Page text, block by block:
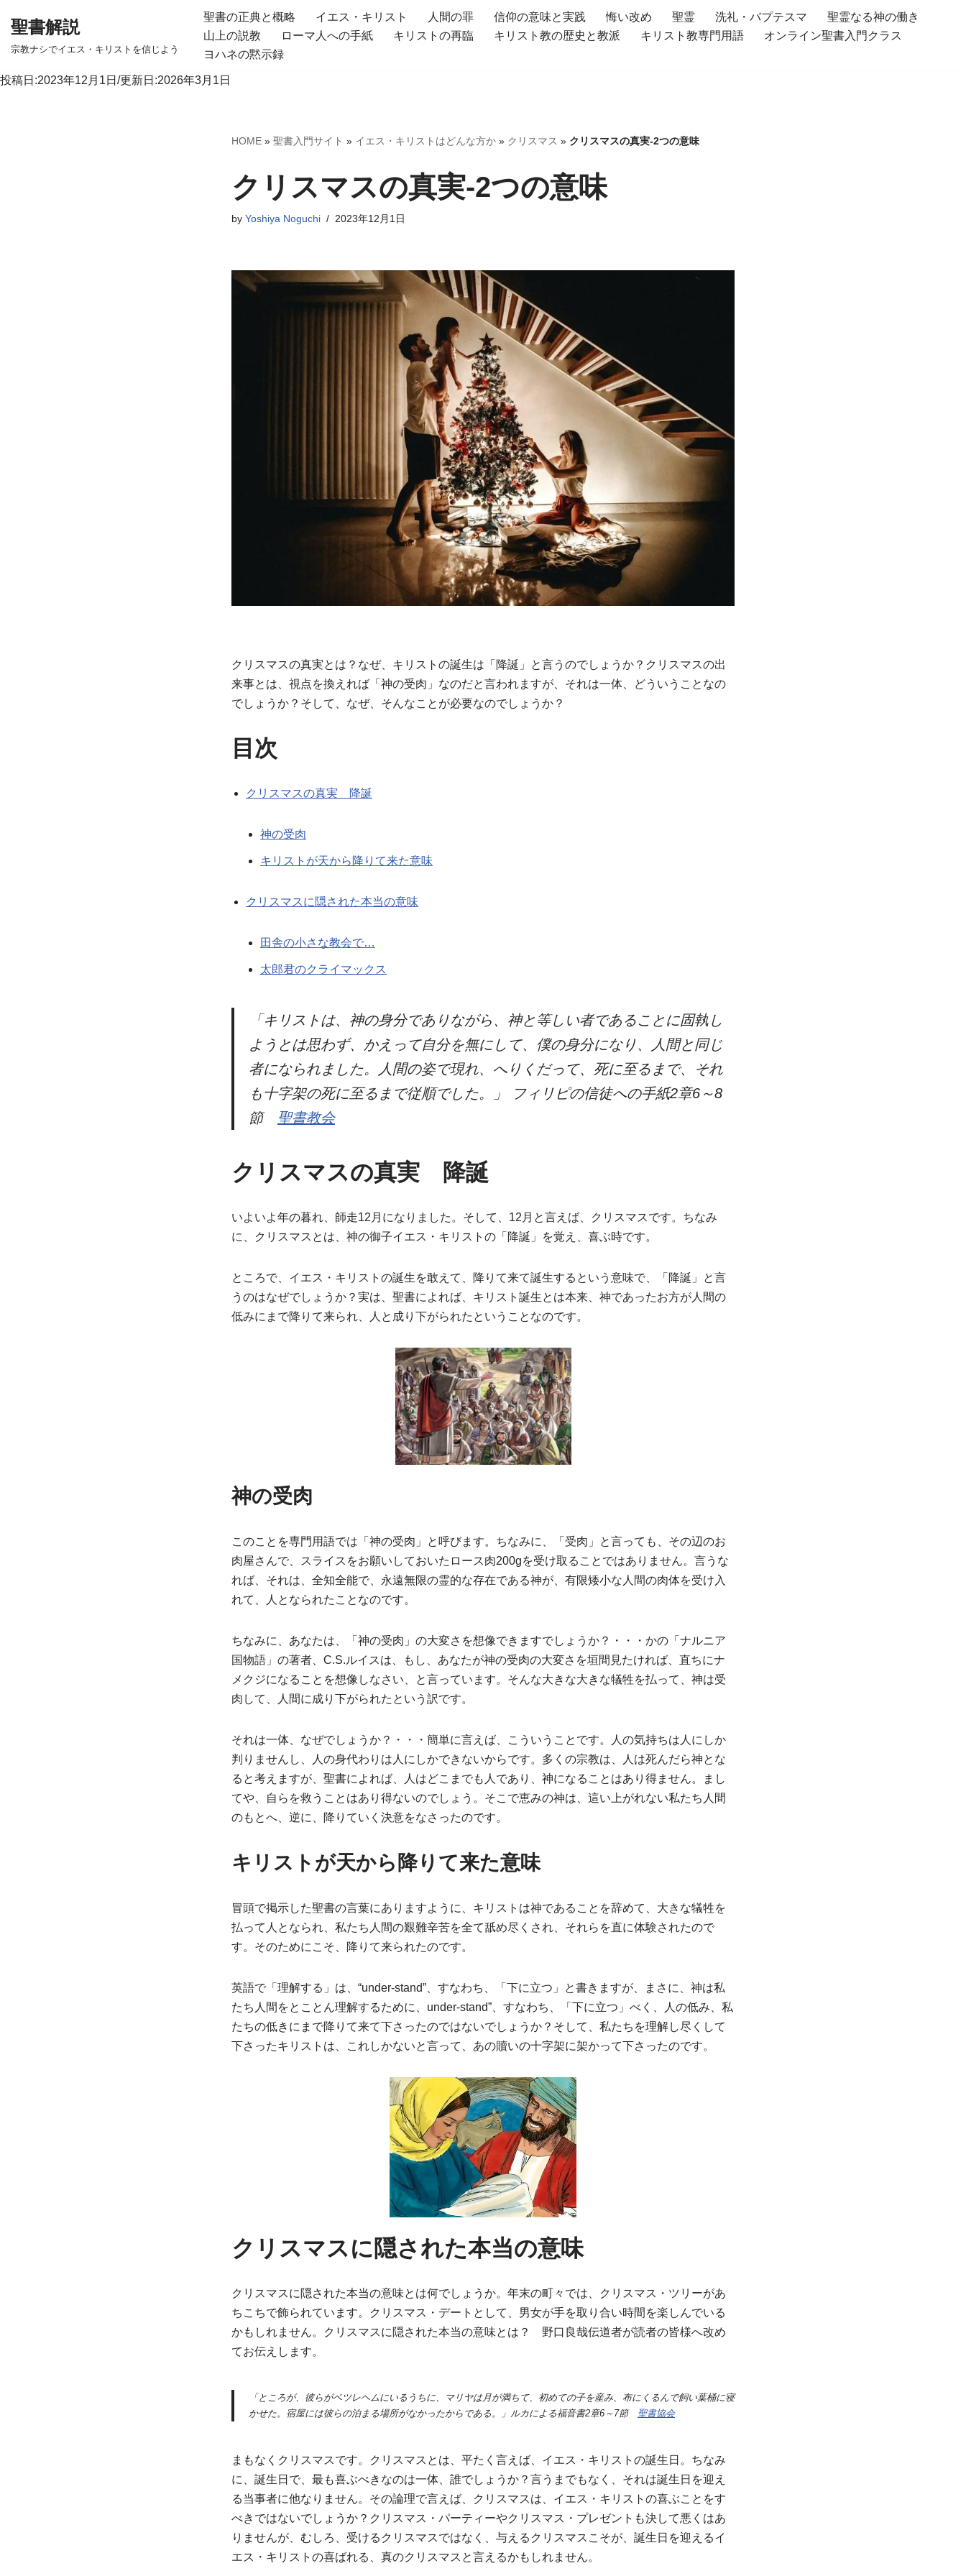
テ
聖書解説
宗教ナシでイエス・キリストを信じよう
聖書の正典と概略 イエス・キリスト 人間の罪 信仰の意味と実践 悔い改め 聖霊 洗礼・バプテスマ
聖霊なる神の働き
山上の説教
ローマ人への手紙 キリストの再臨 キリスト教の歴史と教派 キリスト教専門用語
オンライン聖書入門クラス
ヨハネの黙示録
投稿日:2023年12月1日/更新日:2026年3月1日
HOME » 聖書入門サイト » イエス・キリストはどんな方か » クリスマス » クリスマスの真実-2つの意味
クリスマスの真実-2つの意味
by Yoshiya Noguchi 2023年12月1日
クリスマスの真実とは？なぜ、キリストの誕生は「降誕」と言うのでしょうか？クリスマスの出
来事とは、視点を換えれば「神の受肉」なのだと言われますが、それは一体、どういうことなの
でしょうか？そして、なぜ、そんなことが必要なのでしょうか？
目次
クリスマスの真実 降誕
神の受肉
キリストが天から降りて来た意味
クリスマスに隠された本当の意味
田舎の小さな教会で…
太郎君のクライマックス
「キリストは、神の身分でありながら、神と等しい者であることに固執し
ようとは思わず、かえって自分を無にして、僕の身分になり、人間と同じ
者になられました。人間の姿で現れ、へりくだって、死に至るまで、それ
も十字架の死に至るまで従順でした。」 フィリピの信徒への手紙2章6～8
節 聖書教会
クリスマスの真実 降誕
いよいよ年の暮れ、師走12月になりました。そして、12月と言えば、クリスマスです。ちなみ
に、クリスマスとは、神の御子イエス・キリストの「降誕」を覚え、喜ぶ時です。
ところで、イエス・キリストの誕生を敢えて、降りて来て誕生するという意味で、「降誕」と言
うのはなぜでしょうか？実は、聖書によれば、キリスト誕生とは本来、神であったお方が人間の
低みにまで降りて来られ、人と成り下がられたということなのです。
神の受肉
このことを専門用語では「神の受肉」と呼びます。ちなみに、「受肉」と言っても、その辺のお
肉屋さんで、スライスをお願いしておいたロース肉200gを受け取ることではありません。言うな
れば、それは、全知全能で、永遠無限の霊的な存在である神が、有限矮小な人間の肉体を受け入
れて、人となられたことなのです。
ちなみに、あなたは、「神の受肉」の大変さを想像できますでしょうか？・・・かの「ナルニア
国物語」の著者、C.S.ルイスは、もし、あなたが神の受肉の大変さを垣間見たければ、直ちにナ
メクジになることを想像しなさい、と言っています。そんな大きな大きな犠牲を払って、神は受
肉して、人間に成り下がられたという訳です。
それは一体、なぜでしょうか？・・・簡単に言えば、こういうことです。人の気持ちは人にしか
判りませんし、人の身代わりは人にしかできないからです。多くの宗教は、人は死んだら神とな
ると考えますが、聖書によれば、人はどこまでも人であり、神になることはあり得ません。まし
てや、自らを救うことはあり得ないのでしょう。そこで恵みの神は、這い上がれない私たち人間
のもとへ、逆に、降りていく決意をなさったのです。
キリストが天から降りて来た意味
冒頭で掲示した聖書の言葉にありますように、キリストは神であることを辞めて、大きな犠牲を
払って人となられ、私たち人間の艱難辛苦を全て舐め尽くされ、それらを直に体験されたので
す。そのためにこそ、降りて来られたのです。
英語で「理解する」は、“under-stand”、すなわち、「下に立つ」と書きますが、まさに、神は私
たち人間をとことん理解するために、under-stand”、すなわち、「下に立つ」べく、人の低み、私
たちの低きにまで降りて来て下さったのではないでしょうか？そして、私たちを理解し尽くして
下さったキリストは、これしかないと言って、あの贖いの十字架に架かって下さったのです。
クリスマスに隠された本当の意味
クリスマスに隠された本当の意味とは何でしょうか。年末の町々では、クリスマス・ツリーがあ
ちこちで飾られています。クリスマス・デートとして、男女が手を取り合い時間を楽しんでいる
かもしれません。クリスマスに隠された本当の意味とは？ 野口良哉伝道者が読者の皆様へ改め
てお伝えします。
「ところが、彼らがベツレヘムにいるうちに、マリヤは月が満ちて、初めての子を産み、布にくるんで飼い葉桶に寝
かせた。宿屋には彼らの泊まる場所がなかったからである。」ルカによる福音書2章6～7節 聖書協会
まもなくクリスマスです。クリスマスとは、平たく言えば、イエス・キリストの誕生日。ちなみ
に、誕生日で、最も喜ぶべきなのは一体、誰でしょうか？言うまでもなく、それは誕生日を迎え
る当事者に他なりません。その論理で言えば、クリスマスは、イエス・キリストの喜ぶことをす
べきではないでしょうか？クリスマス・パーティーやクリスマス・プレゼントも決して悪くはあ
りませんが、むしろ、受けるクリスマスではなく、与えるクリスマスこそが、誕生日を迎えるイ
エス・キリストの喜ばれる、真のクリスマスと言えるかもしれません。